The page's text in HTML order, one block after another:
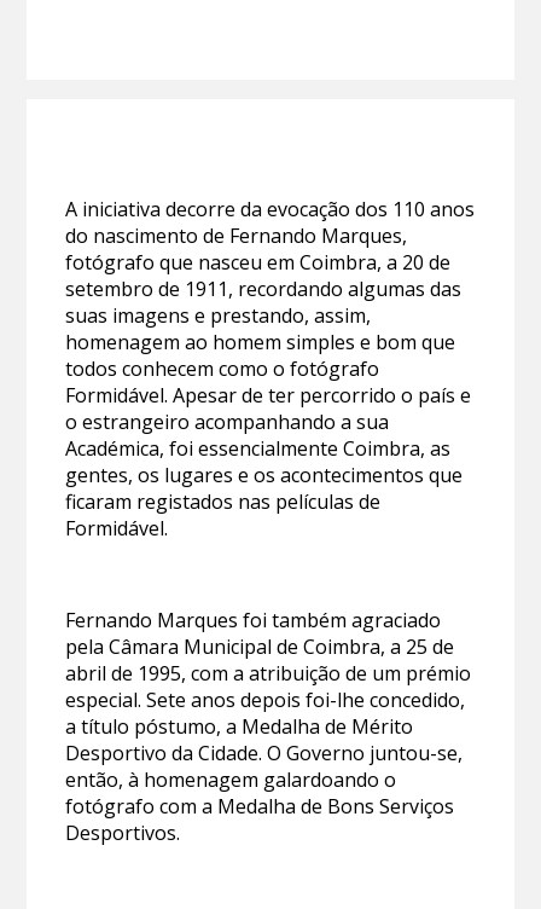
A iniciativa decorre da evocação dos 110 anos
do nascimento de Fernando Marques,
fotógrafo que nasceu em Coimbra, a 20 de
setembro de 1911, recordando algumas das
suas imagens e prestando, assim,
homenagem ao homem simples e bom que
todos conhecem como o fotógrafo
Formidável. Apesar de ter percorrido o país e
o estrangeiro acompanhando a sua
Académica, foi essencialmente Coimbra, as
gentes, os lugares e os acontecimentos que
ficaram registados nas películas de
Formidável.
Fernando Marques foi também agraciado
pela Câmara Municipal de Coimbra, a 25 de
abril de 1995, com a atribuição de um prémio
especial. Sete anos depois foi-lhe concedido,
a título póstumo, a Medalha de Mérito
Desportivo da Cidade. O Governo juntou-se,
então, à homenagem galardoando o
fotógrafo com a Medalha de Bons Serviços
Desportivos.